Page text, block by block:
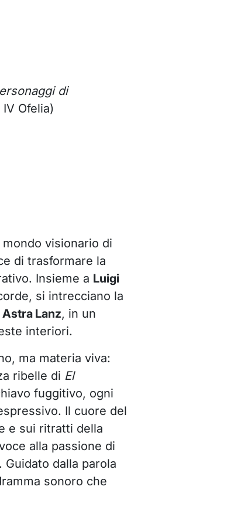
di
Ofelia)
visionario di
di trasformare la
Insieme a Luigi
si intrecciano la
Astra Lanz, in un
interiori.
ma materia viva:
ribelle di El
fuggitivo, ogni
Il cuore del
e sui ritratti della
alla passione di
Guidato dalla parola
sonoro che